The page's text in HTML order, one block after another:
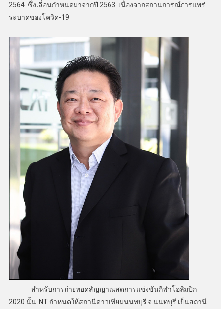
2564 ซึ่งเลื่อนกำหนดมาจากปี 2563 เนื่องจากสถานการณ์การแพร่
ระบาดของโควิด-19
สำหรับการถ่ายทอดสัญญาณสดการแข่งขันกีฬาโอลิมปิก
2020 นั้น NT กำหนดให้สถานีดาวเทียมนนทบุรี จ.นนทบุรี เป็นสถานี